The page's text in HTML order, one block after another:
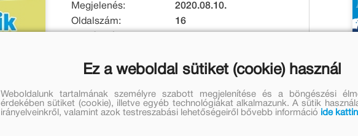
Megjelenés:
2020.08.10.
Oldalszám:
16
Kötésmód:
puha kötés
Tömeg [g]:
88
Ez a weboldal sütiket (cookie) használ
Weboldalunk tartalmának személyre szabott megjelenítése és a böngészési
érdekében sütiket (cookie), illetve egyéb technológiákat alkalmazunk. A sütik
irányelveinkről, valamint azok testreszabási lehetőségeiről bővebb információ ide